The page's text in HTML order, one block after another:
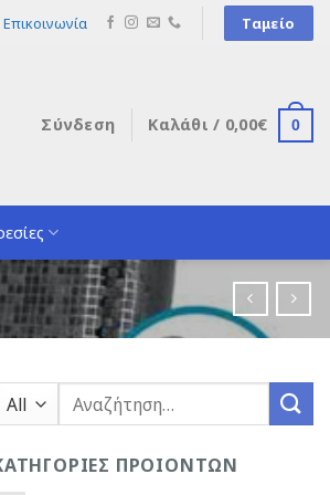
Επικοινωνία Ταμείο
Σύνδεση Καλάθι / 0,00€ 0
Αναζήτηση
για:
ΠΡΟΙΟΝΤΩΝ